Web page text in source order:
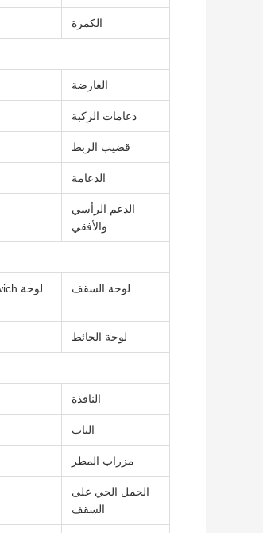
الكمرة
العارضة
دعامات الركبة
قضيب الربط
الدعامة
الدعم الرأسي
والأفقي
لوحة السقف
لوحة الحائط
النافذة
الباب
مزراب المطر
الحمل الحي على
السقف